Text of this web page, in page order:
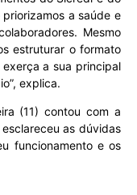
a saúde e
Mesmo
estruturar o formato
a sua principal
explica.
(11) contou com a
as dúvidas
funcionamento e os